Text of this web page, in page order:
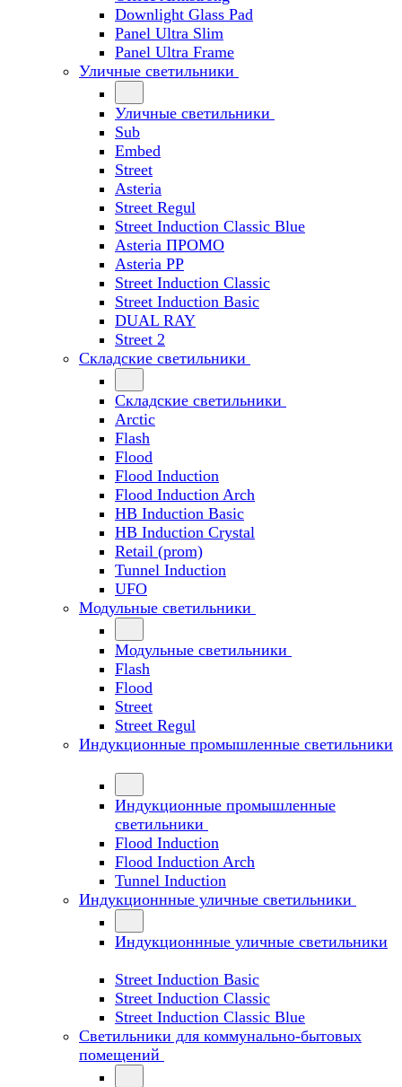
Downlight Glass Pad
Panel Ultra Slim
Panel Ultra Frame
Уличные светильники
Уличные светильники
Sub
Embed
Street
Asteria
Street Regul
Street Induction Classic Blue
Asteria ПРОМО
Asteria PP
Street Induction Classic
Street Induction Basic
DUAL RAY
Street 2
Складские светильники
Складские светильники
Arctic
Flash
Flood
Flood Induction
Flood Induction Arch
HB Induction Basic
HB Induction Crystal
Retail (prom)
Tunnel Induction
UFO
Модульные светильники
Модульные светильники
Flash
Flood
Street
Street Regul
Индукционные промышленные светильники
Индукционные промышленные
светильники
Flood Induction
Flood Induction Arch
Tunnel Induction
Индукционнные уличные светильники
Индукционнные уличные светильники
Street Induction Basic
Street Induction Classic
Street Induction Classic Blue
Светильники для коммунально-бытовых
помещений